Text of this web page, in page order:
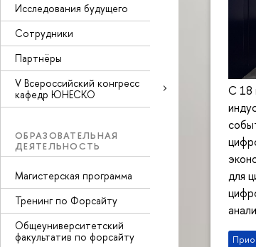
Исследования будущего
Сотрудники
Партнёры
V Всероссийский конгресс
кафедр ЮНЕСКО
ОБРАЗОВАТЕЛЬНАЯ
ДЕЯТЕЛЬНОСТЬ
Магистерская программа
Тренинг по Форсайту
Общеуниверситетский
факультатив по форсайту
С 18
для